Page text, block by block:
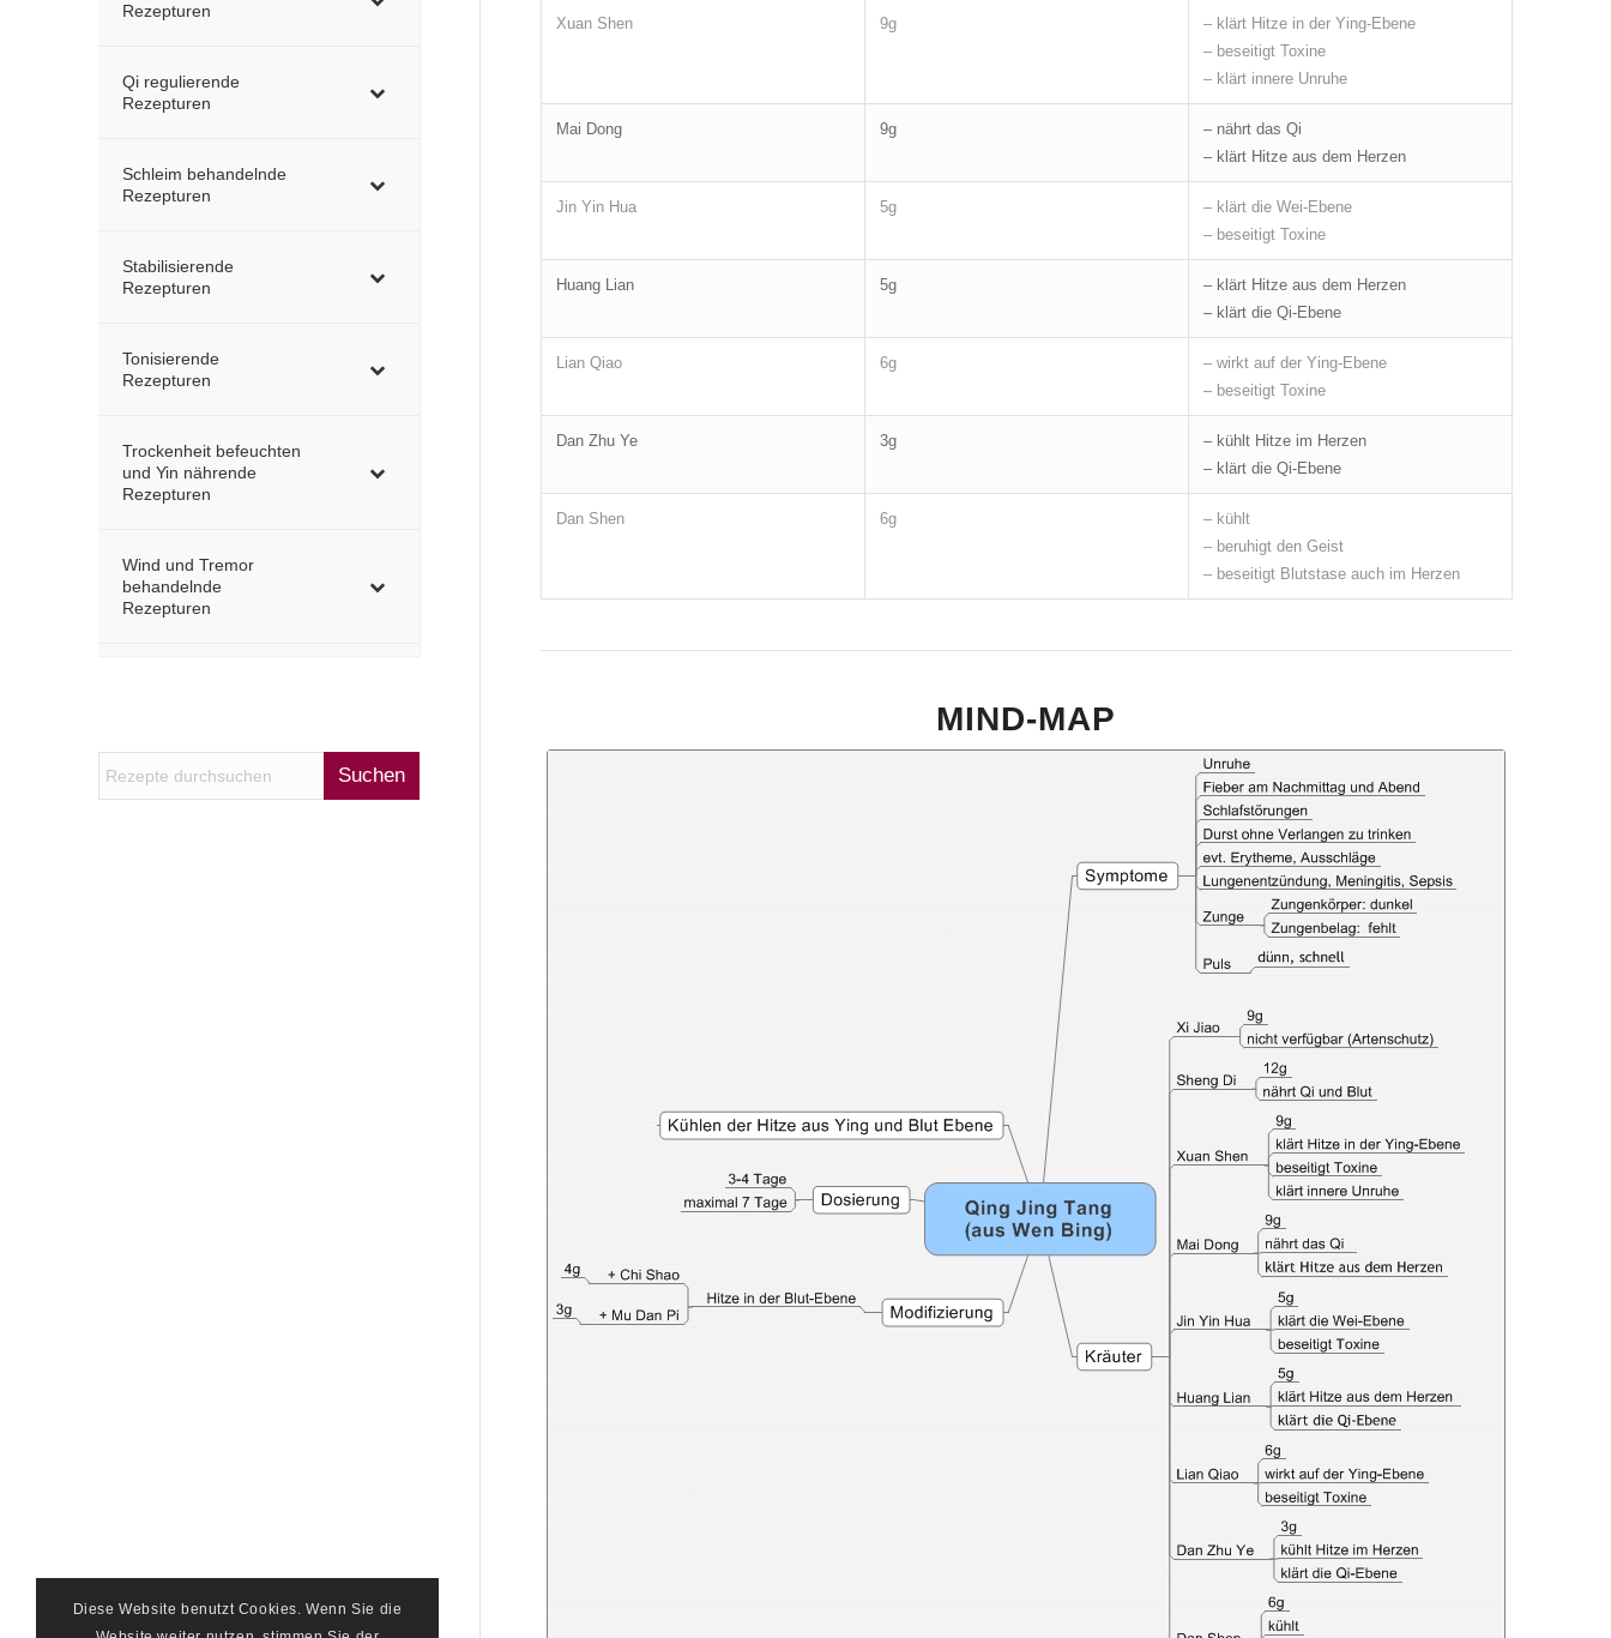
Xuan Shen 9g
– klärt Hitze in der Ying-Ebene
– beseitigt Toxine
– klärt innere Unruhe
Mai Dong 9g
– nährt das Qi
– klärt Hitze aus dem Herzen
Jin Yin Hua 5g
– klärt die Wei-Ebene
– beseitigt Toxine
Huang Lian 5g
– klärt Hitze aus dem Herzen
– klärt die Qi-Ebene
Lian Qiao 6g
– wirkt auf der Ying-Ebene
– beseitigt Toxine
Dan Zhu Ye 3g
– kühlt Hitze im Herzen
– klärt die Qi-Ebene
Dan Shen 6g
– kühlt
– beruhigt den Geist
– beseitigt Blutstase auch im Herzen
MIND-MAP
Rezepturen
Qi regulierende
Rezepturen
Schleim behandelnde
Rezepturen
Stabilisierende
Rezepturen
Tonisierende
Rezepturen
Trockenheit befeuchten
und Yin nährende
Rezepturen
Wind und Tremor
behandelnde
Rezepturen
Diese Website benutzt Cookies. Wenn Sie die